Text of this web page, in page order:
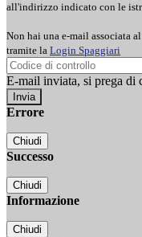
all'indirizzo indicato con le
Non hai una e-mail associata
tramite la Login Spaggiari
E-mail inviata, si prega di
Errore
Chiudi
Successo
Chiudi
Informazione
Chiudi